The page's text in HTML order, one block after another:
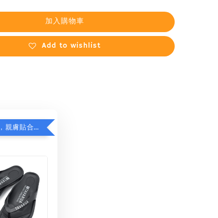
加入購物車
Add to wishlist
日本品牌拖，親膚貼合減足壓，超值加購75折！